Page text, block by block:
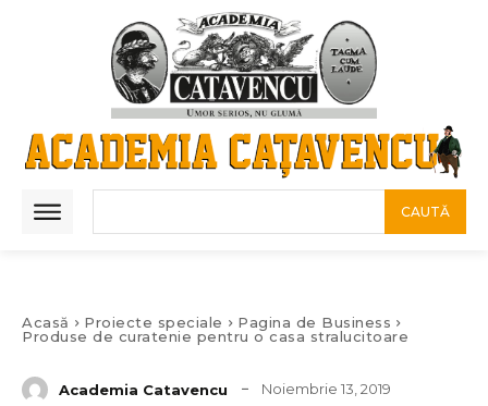
CAUTĂ
Acasă Proiecte speciale
Pagina de Business
Produse de curatenie pentru o casa stralucitoare
Academia Catavencu Noiembrie 13, 2019